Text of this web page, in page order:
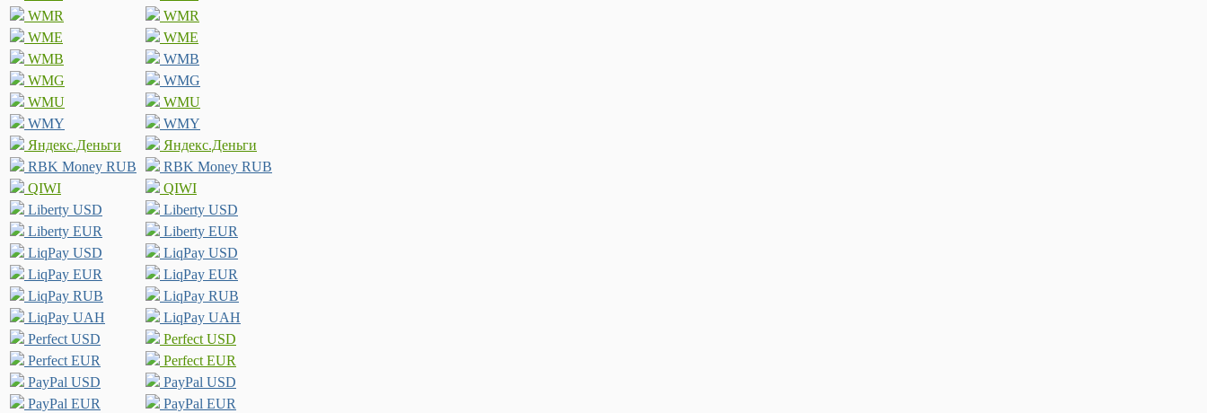
WMR
WMR
WME
WME
WMB
WMB
WMG
WMG
WMU
WMU
WMY
WMY
Яндекс.Деньги
Яндекс.Деньги
RBK Money RUB
RBK Money RUB
QIWI
QIWI
Liberty USD
Liberty USD
Liberty EUR
Liberty EUR
LiqPay USD
LiqPay USD
LiqPay EUR
LiqPay EUR
LiqPay RUB
LiqPay RUB
LiqPay UAH
LiqPay UAH
Perfect USD
Perfect USD
Perfect EUR
Perfect EUR
PayPal USD
PayPal USD
PayPal EUR
PayPal EUR